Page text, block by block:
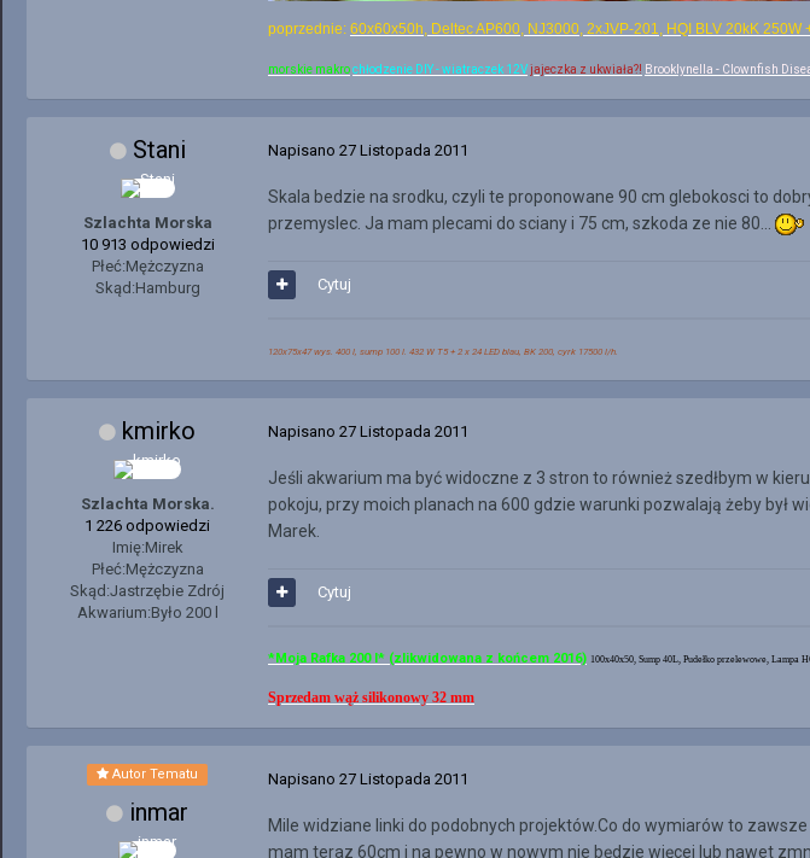
poprzednie: 60x60x50h, Deltec AP600, NJ3000, 2xJVP-201, HQI BLV 20kK 250W
morskie makrochłodzenie DIY - wiatraczek 12Vjajeczka z ukwiała?! Brooklynella - Clownfish
Stani
Szlachta Morska
10 913 odpowiedzi
Płeć:Mężczyzna
Skąd:Hamburg
Napisano 27 Listopada 2011
Skala bedzie na srodku, czyli te proponowane 90 cm glebokosci to
przemyslec. Ja mam plecami do sciany i 75 cm, szkoda ze nie 80...
Cytuj
120x75x47 wys. 400 l, sump 100 l. 432 W T5 + 2 x 24 LED blau, BK 200, cyrk 17500 l/h.
kmirko
Szlachta Morska.
1 226 odpowiedzi
Imię:Mirek
Płeć:Mężczyzna
Skąd:Jastrzębie Zdrój
Akwarium:Było 200 l
Napisano 27 Listopada 2011
Jeśli akwarium ma być widoczne z 3 stron to również szedłbym w
pokoju, przy moich planach na 600 gdzie warunki pozwalają żeby
Marek.
Cytuj
*Moja Rafka 200 l* (zlikwidowana z końcem 2016) 100x40x50, Sump 40L, Pudełko przelewowe,
Sprzedam wąż silikonowy 32 mm
Autor Tematu
inmar
Napisano 27 Listopada 2011
Mile widziane linki do podobnych projektów.Co do wymiarów to
mam teraz 60cm i na pewno w nowym nie będzie więcej lub nawet